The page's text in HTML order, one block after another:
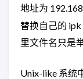
地址为
替换自己的
里文件名只是
Unix-like 系统